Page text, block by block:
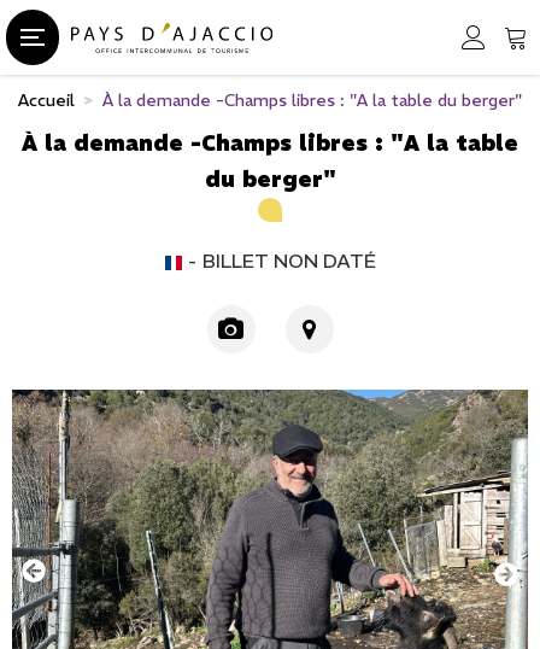
Accueil > À la demande -Champs libres : "A la table du berger"
À la demande -Champs libres : "A la table
du berger"
BILLET NON DATÉ